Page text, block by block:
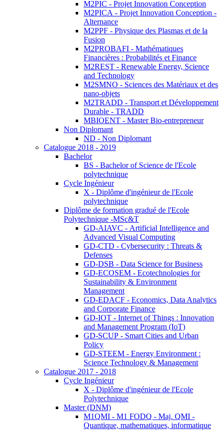
M2PIC - Projet Innovation Conception
M2PICA - Projet Innovation Conception -
Alternance
M2PPF - Physique des Plasmas et de la
Fusion
M2PROBAFI - Mathématiques
Financières : Probabilités et Finance
M2REST - Renewable Energy, Science
and Technology
M2SMNO - Sciences des Matériaux et des
nano-objets
M2TRADD - Transport et Développement
Durable - TRADD
MBIOENT - Master Bio-entrepreneur
Non Diplomant
ND - Non Diplomant
Catalogue 2018 - 2019
Bachelor
BS - Bachelor of Science de l'Ecole
polytechnique
Cycle Ingénieur
X - Diplôme d'ingénieur de l'Ecole
polytechnique
Diplôme de formation gradué de l'Ecole
Polytechnique -MSc&T
GD-AIAVC - Artificial Intelligence and
Advanced Visual Computing
GD-CTD - Cybersecurity : Threats &
Defenses
GD-DSB - Data Science for Business
GD-ECOSEM - Ecotechnologies for
Sustainability & Environment
Management
GD-EDACF - Economics, Data Analytics
and Corporate Finance
GD-IOT - Internet of Things : Innovation
and Management Program (IoT)
GD-SCUP - Smart Cities and Urban
Policy
GD-STEEM - Energy Environment :
Science Technology & Management
Catalogue 2017 - 2018
Cycle Ingénieur
X - Diplôme d'ingénieur de l'Ecole
Polytechnique
Master (DNM)
M1QMI - M1 FODQ - Maj. QMI -
Quantique, mathematiques, informatique